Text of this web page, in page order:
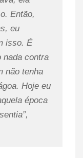
Então,
eu
isso. É
nada contra
não tenha
Hoje eu
época